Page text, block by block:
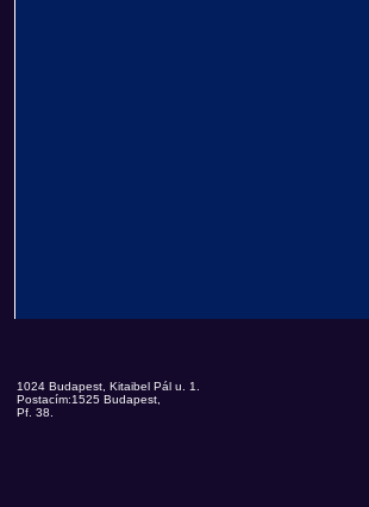
1024 Budapest, Kitaibel Pál u. 1.
Postacím:1525 Budapest,
Pf. 38.